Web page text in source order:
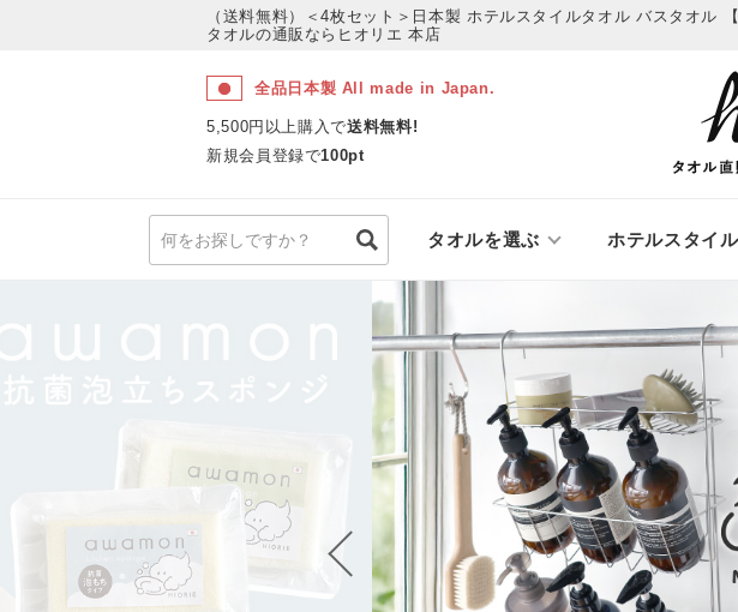
（送料無料）＜4枚セット＞日本製 ホテルスタイルタオル バスタオル
タオルの通販ならヒオリエ 本店
全品日本製 All made in Japan.
5,500円以上購入で送料無料!
新規会員登録で100pt
タオルを選ぶ ホテルスタイ